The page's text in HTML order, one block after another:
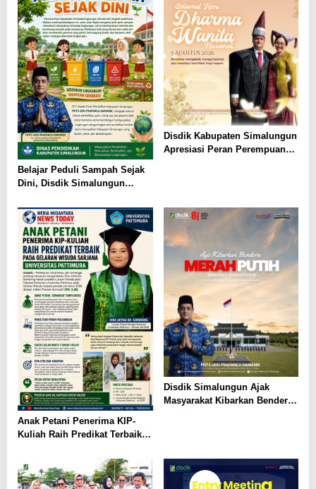
Belajar Peduli Sampah Sejak
Dini, Disdik Simalungun
Berwawasan Lingkungan
Disdik Kabupaten Simalungun
Apresiasi Peran Perempuan
Anak Petani Penerima KIP-
Kuliah Raih Predikat Terbaik
Universitas Pattimura
Disdik Simalungun Ajak
Masyarakat Kibarkan Bendera